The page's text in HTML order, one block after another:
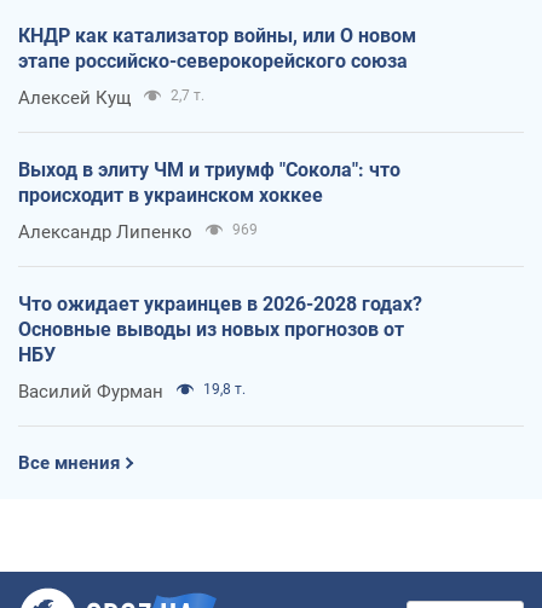
КНДР как катализатор войны, или О новом
этапе российско-северокорейского союза
Алексей Кущ 2,7 т.
Выход в элиту ЧМ и триумф "Сокола": что
происходит в украинском хоккее
Александр Липенко 969
Что ожидает украинцев в 2026-2028 годах?
Основные выводы из новых прогнозов от
НБУ
Василий Фурман 19,8 т.
Все мнения